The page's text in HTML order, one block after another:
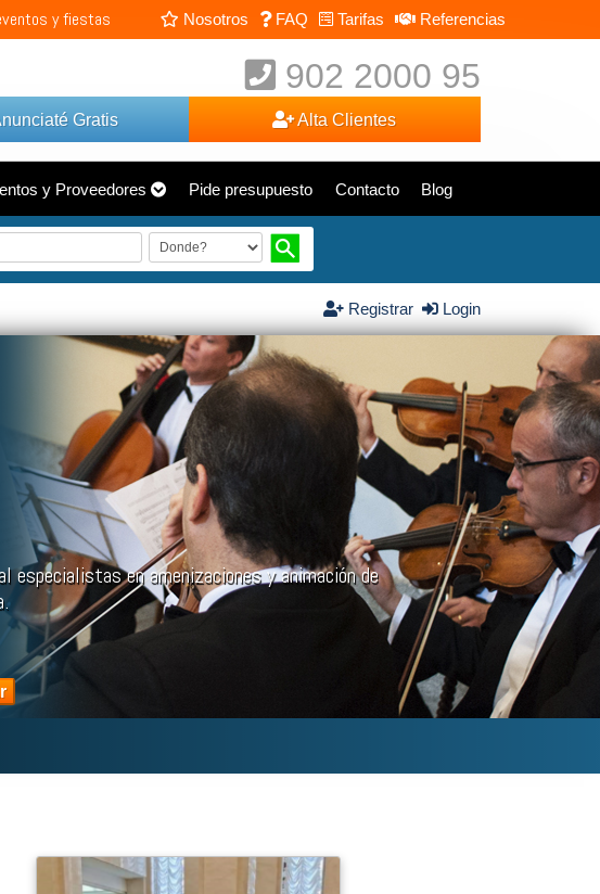
y fiestas Nosotros FAQ Tarifas Referencias
902 2000 95
Alta Clientes
Gratis
y Proveedores Pide presupuesto Contacto Blog
Login
Registrar
especialistas en amenizaciones y animación de